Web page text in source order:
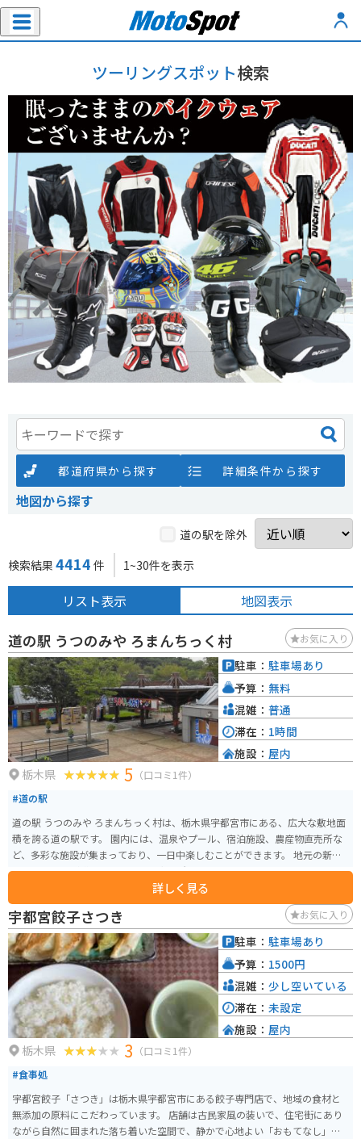
ツーリングスポット検索
都道府県から探す 詳細条件から探す
地図から探す
道の駅を除外
検索結果 4414 件 1~30件を表示
リスト表示 地図表示
道の駅 うつのみや ろまんちっく村 お気に入り
栃木県 5 （口コミ1件）
#道の駅
道の駅 うつのみや ろまんちっく村は、栃木県宇都宮市にある、広大な敷地面
積を誇る道の駅です。 園内には、温泉やプール、宿泊施設、農産物直売所な
ど、多彩な施設が集まっており、一日中楽しむことができます。 地元の新鮮
な野菜や果物が購入できる農産物直売所は、お土産探しにもおすすめです。
また、広大な敷地内には、サイクリングコースやドッグランなども整備され
ており、愛犬と一緒の旅行にも最適です。バイクでのアクセスも良く、駐車
場も広々としているので安心です。 周辺には、宇都宮動物園や八幡山公園な
ど、観光スポットも点在しているので、観光の拠点としても便利です。
詳しく見る
駐車： 駐車場あり
予算： 無料
混雑： 普通
滞在： 1時間
施設： 屋内
宇都宮餃子さつき お気に入り
栃木県 3 （口コミ1件）
#食事処
宇都宮餃子「さつき」は栃木県宇都宮市にある餃子専門店で、地域の食材と
無添加の原料にこだわっています。 店舗は古民家風の装いで、住宅街にあり
ながら自然に囲まれた落ち着いた空間で、静かで心地よい「おもてなし」を
駐車： 駐車場あり
予算： 1500円
混雑： 少し空いている
滞在： 未設定
施設： 屋内